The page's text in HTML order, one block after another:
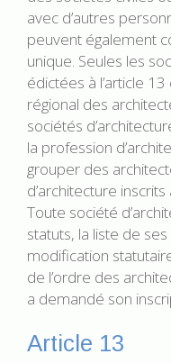
avec d’autres
peuvent également
unique. Seules les
édictées à l’article
régional des
sociétés
la profession
grouper des
d’architecture
Toute société
statuts, la liste de
modification
de l’ordre des
a demandé son
Article 13